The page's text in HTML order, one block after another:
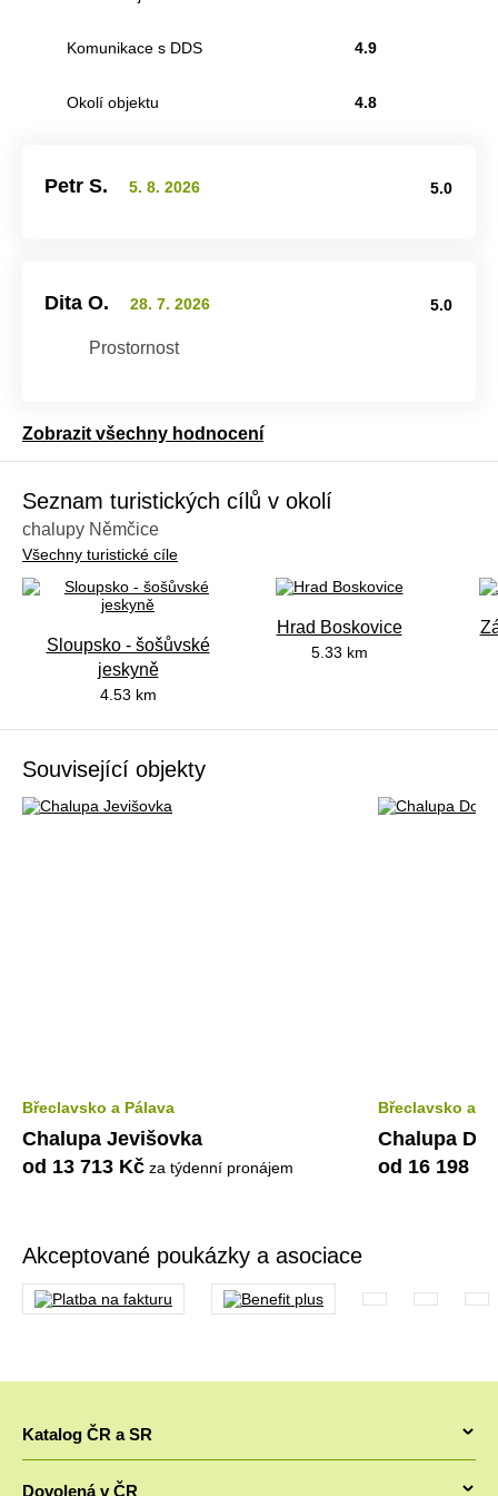
Komunikace s DDS 4.9
Okolí objektu 4.8
5.0
Petr S. 5. 8. 2026
5.0
Dita O. 28. 7. 2026
Prostornost
Zobrazit všechny hodnocení
Seznam turistických cílů v okolí
chalupy Němčice
Všechny turistické cíle
Sloupsko - šošůvské
jeskyně
4.53 km
Hrad Boskovice
5.33 km
Související objekty
Břeclavsko a Pálava
Chalupa Jevišovka
od 13 713 Kč za týdenní pronájem
Břeclavsko a
Chalupa
od 16 198
Akceptované poukázky a asociace
Katalog ČR a SR
Dovolená v ČR